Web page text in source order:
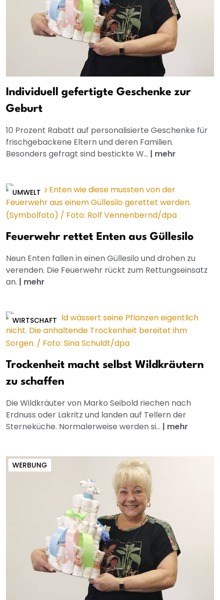
Individuell gefertigte Geschenke zur
Geburt
10 Prozent Rabatt auf personalisierte Geschenke für
frischgebackene Eltern und deren Familien.
Besonders gefragt sind bestickte W... | mehr
UMWELT
Feuerwehr rettet Enten aus Güllesilo
Neun Enten fallen in einen Güllesilo und drohen zu
verenden. Die Feuerwehr rückt zum Rettungseinsatz
an. | mehr
WIRTSCHAFT
Trockenheit macht selbst Wildkräutern
zu schaffen
Die Wildkräuter von Marko Seibold riechen nach
Erdnuss oder Lakritz und landen auf Tellern der
Sterneküche. Normalerweise werden si... | mehr
WERBUNG